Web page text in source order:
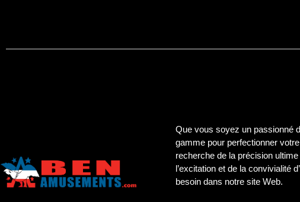
Que vous soyez un passionné
gamme pour perfectionner
recherche de la précision
l’excitation et de la convivialité
besoin dans notre site Web.